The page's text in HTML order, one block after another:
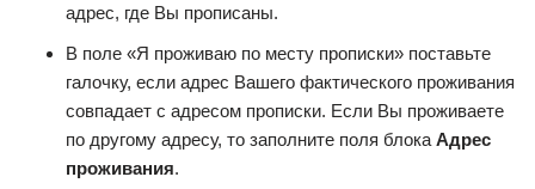
адрес, где Вы прописаны.
В поле «Я проживаю по месту прописки» поставьте
галочку, если адрес Вашего фактического проживания
совпадает с адресом прописки. Если Вы проживаете
по другому адресу, то заполните поля блока Адрес
проживания.